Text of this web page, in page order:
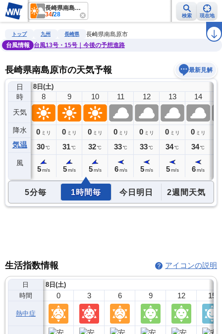
長崎県南島原市
34/28 検索 現在地
雨雲レーダー 台風情報 地震情報 ラ
トップ 九州 長崎県
長崎県南島原市
台風情報
台風13号・15号｜今後の予想進路
長崎県南島原市の天気予報 最新見解
日
時
天気
降水
気温
風
8日(土)
7
0ミリ
29℃
8
0 ミリ
30℃
5 m/s
9
0 ミリ
31℃
5 m/s
10
0 ミリ
32℃
5 m/s
11
0 ミリ
33℃
6 m/s
12
0 ミリ
33℃
5 m/s
13
0 ミリ
34℃
5 m/s
14
0 ミリ
34℃
6 m/s
5分毎 1時間毎 今日明日 2週間天気
生活指数情報 アイコンの説明
日
時間
熱中症
8日(土)
0 3 6 9 12 15